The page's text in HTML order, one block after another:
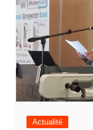
Actualité